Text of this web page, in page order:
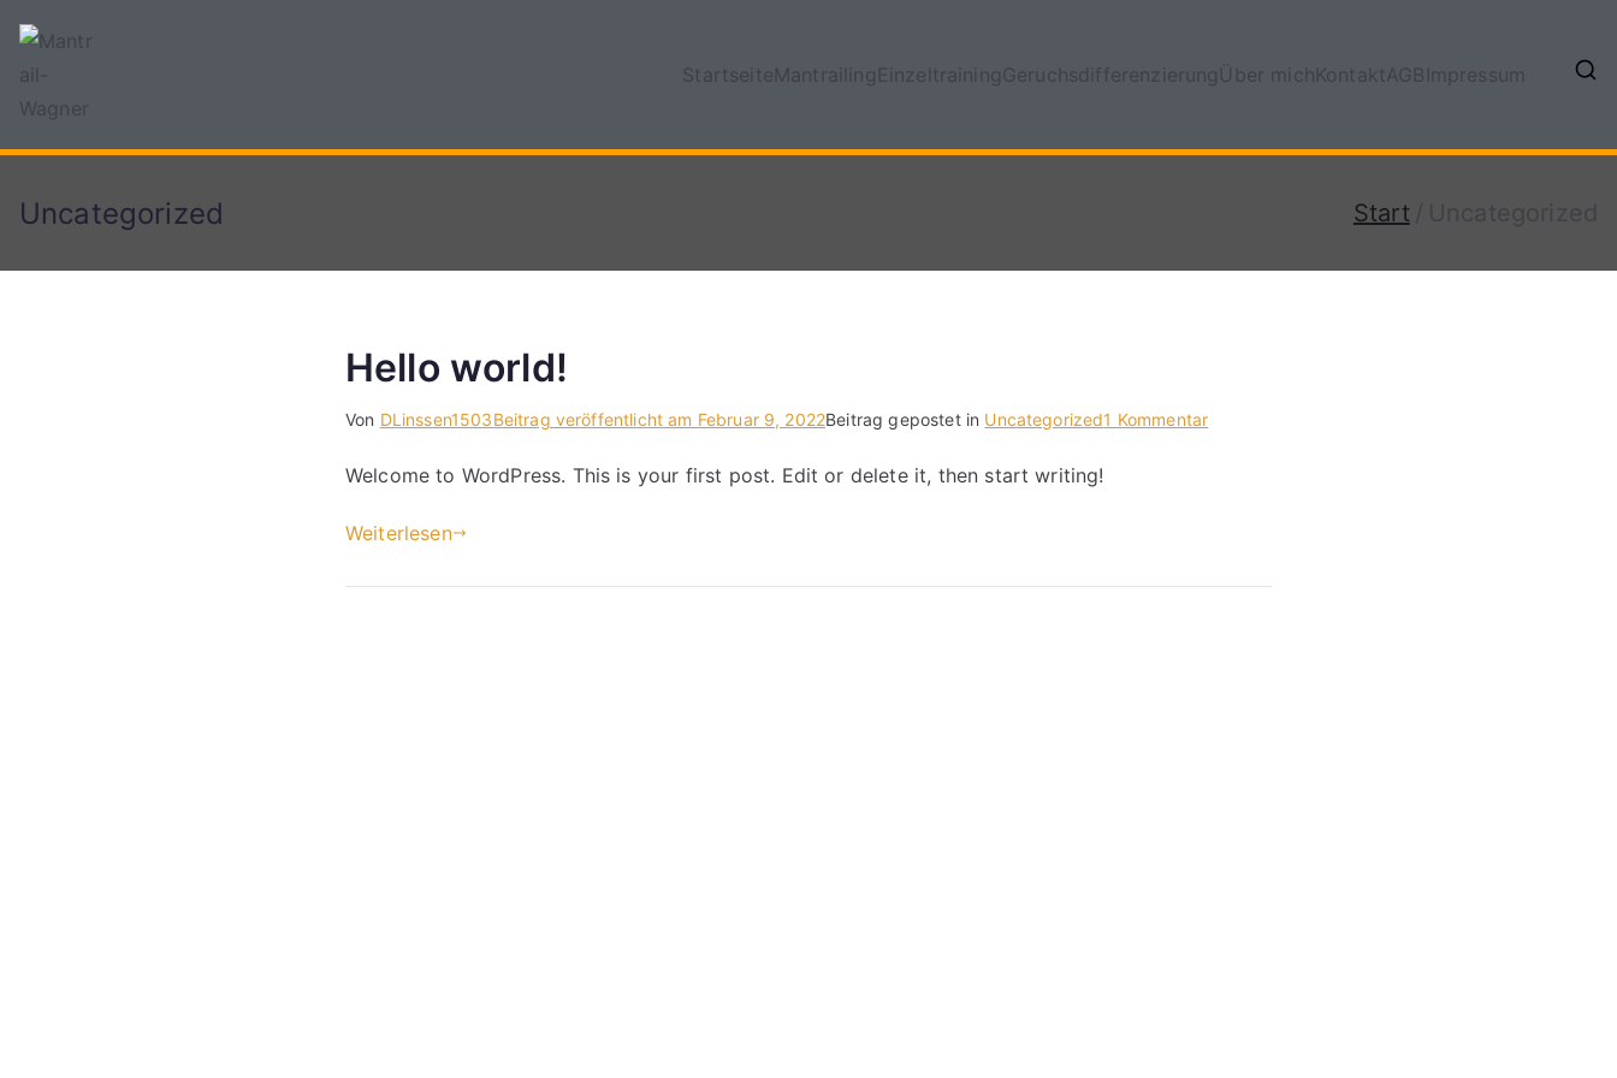
StartseiteMantrailing EinzeltrainingGeruchsdifferenzierung Über michKontaktAGB Impressum
Uncategorized Start
Hello world!
Von DLinssen1503Beitrag veröffentlicht am Februar 9, 2022Beitrag gepostet in Uncategorized1 Kommentar
Welcome to WordPress. This is your first post. Edit or delete it, then start writing!
Weiterlesen